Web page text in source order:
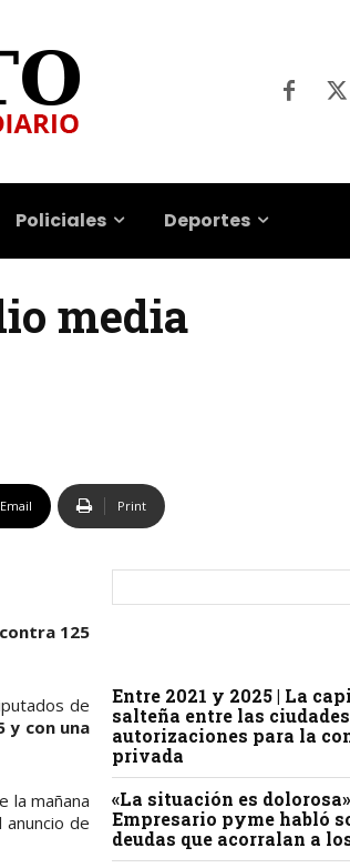
Policiales Deportes
media
Email Print
125
de
y con una
la mañana
de
Entre 2021 y 2025 | La
salteña entre las
autorizaciones para la
privada
«La situación es
Empresario pyme habló
deudas que acorralan a